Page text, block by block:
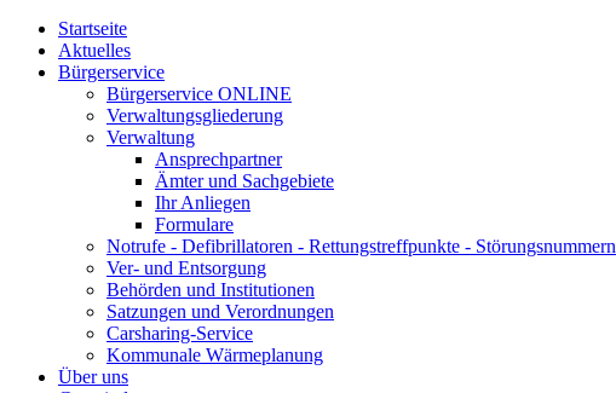
Startseite
Aktuelles
Bürgerservice
Bürgerservice ONLINE
Verwaltungsgliederung
Verwaltung
Ansprechpartner
Ämter und Sachgebiete
Ihr Anliegen
Formulare
Notrufe - Defibrillatoren - Rettungstreffpunkte - Störungsnummern
Ver- und Entsorgung
Behörden und Institutionen
Satzungen und Verordnungen
Carsharing-Service
Kommunale Wärmeplanung
Über uns